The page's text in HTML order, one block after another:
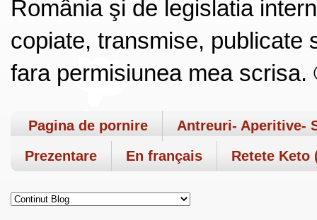
România şi de legislatia
copiate, transmise, publicate
fara permisiunea mea
Pagina de pornire
Antreuri- Aperitive-
Prezentare
En français Retete Keto